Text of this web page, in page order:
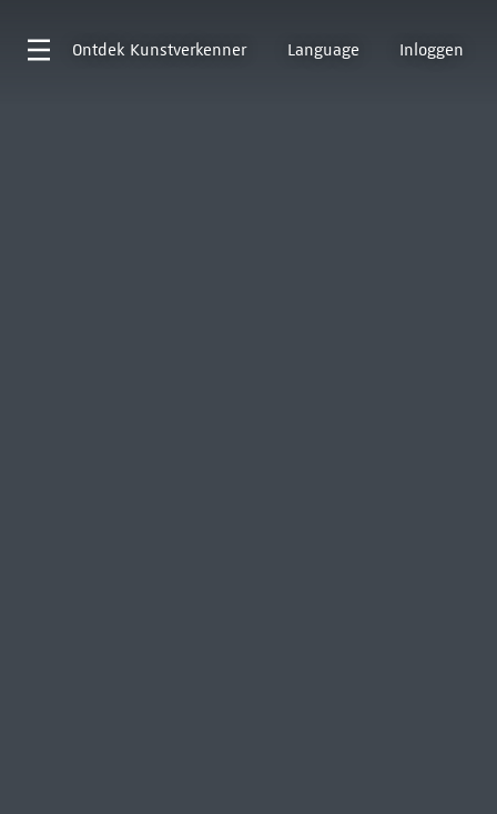
Ontdek Kunstverkenner Language Inloggen